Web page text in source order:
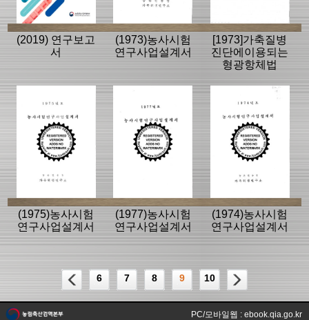
(2019) 연구보고
서
(1973)농사시험
연구사업설계서
[1973]가축질병
진단에이용되는
형광항체법
(1975)농사시험
연구사업설계서
(1977)농사시험
연구사업설계서
(1974)농사시험
연구사업설계서
6 7 8 9 10
PC/모바일웹 : ebook.qia.go.kr